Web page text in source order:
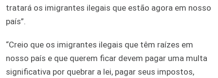
tratará os imigrantes ilegais que estão agora em nosso
país”.
“Creio que os imigrantes ilegais que têm raízes em
nosso país e que querem ficar devem pagar uma multa
significativa por quebrar a lei, pagar seus impostos,